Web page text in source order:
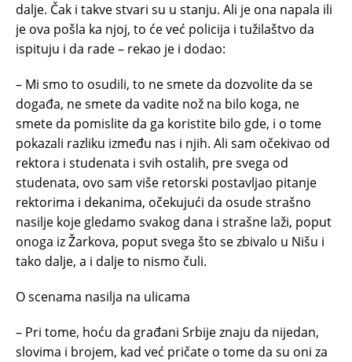
dalje. Čak i takve stvari su u stanju. Ali je ona napala ili
je ova pošla ka njoj, to će već policija i tužilaštvo da
ispituju i da rade – rekao je i dodao:
– Mi smo to osudili, to ne smete da dozvolite da se
događa, ne smete da vadite nož na bilo koga, ne
smete da pomislite da ga koristite bilo gde, i o tome
pokazali razliku između nas i njih. Ali sam očekivao od
rektora i studenata i svih ostalih, pre svega od
studenata, ovo sam više retorski postavljao pitanje
rektorima i dekanima, očekujući da osude strašno
nasilje koje gledamo svakog dana i strašne laži, poput
onoga iz Žarkova, poput svega što se zbivalo u Nišu i
tako dalje, a i dalje to nismo čuli.
O scenama nasilja na ulicama
– Pri tome, hoću da građani Srbije znaju da nijedan,
slovima i brojem, kad već pričate o tome da su oni za